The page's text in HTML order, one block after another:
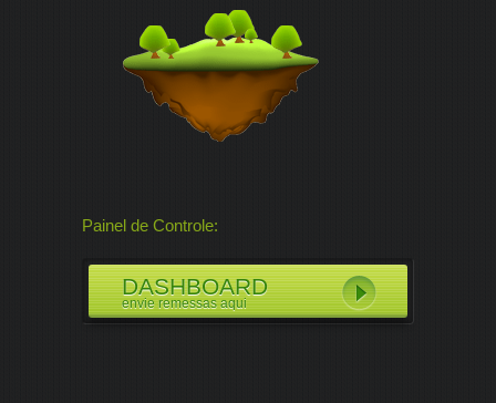
Painel de Controle:
DASHBOARD
envie remessas aqui